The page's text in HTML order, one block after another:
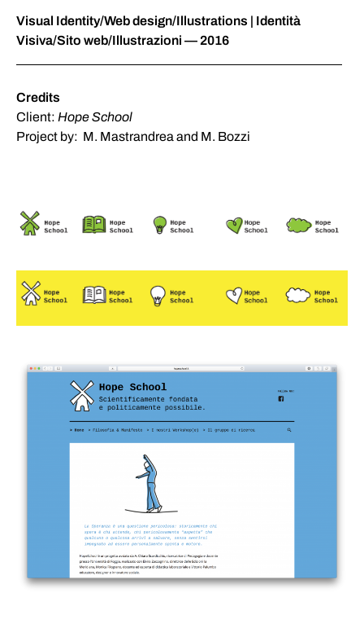
Visual Identity/Web design/Illustrations | Identità
Visiva/Sito web/Illustrazioni — 2016
Credits
Client: Hope School
Project by: M. Mastrandrea and M. Bozzi